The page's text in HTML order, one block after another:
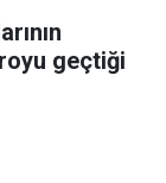
geçtiği